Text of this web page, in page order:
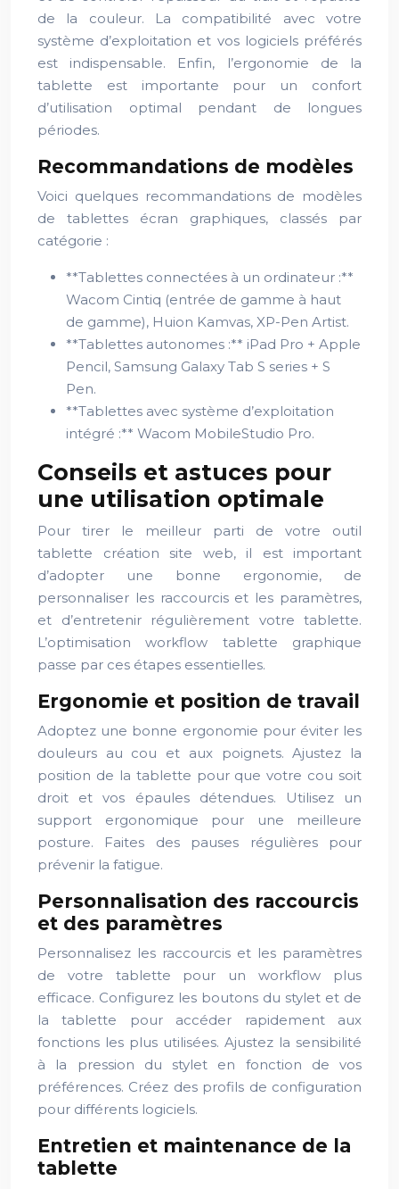
de la couleur. La compatibilité avec votre
système d’exploitation et vos logiciels préférés
est indispensable. Enfin, l’ergonomie de la
tablette est importante pour un confort
d’utilisation optimal pendant de longues
périodes.
Recommandations de modèles
Voici quelques recommandations de modèles
de tablettes écran graphiques, classés par
catégorie :
**Tablettes connectées à un ordinateur :**
Wacom Cintiq (entrée de gamme à haut
de gamme), Huion Kamvas, XP-Pen Artist.
**Tablettes autonomes :** iPad Pro + Apple
Pencil, Samsung Galaxy Tab S series + S
Pen.
**Tablettes avec système d’exploitation
intégré :** Wacom MobileStudio Pro.
Conseils et astuces pour
une utilisation optimale
Pour tirer le meilleur parti de votre outil
tablette création site web, il est important
d’adopter une bonne ergonomie, de
personnaliser les raccourcis et les paramètres,
et d’entretenir régulièrement votre tablette.
L’optimisation workflow tablette graphique
passe par ces étapes essentielles.
Ergonomie et position de travail
Adoptez une bonne ergonomie pour éviter les
douleurs au cou et aux poignets. Ajustez la
position de la tablette pour que votre cou soit
droit et vos épaules détendues. Utilisez un
support ergonomique pour une meilleure
posture. Faites des pauses régulières pour
prévenir la fatigue.
Personnalisation des raccourcis
et des paramètres
Personnalisez les raccourcis et les paramètres
de votre tablette pour un workflow plus
efficace. Configurez les boutons du stylet et de
la tablette pour accéder rapidement aux
fonctions les plus utilisées. Ajustez la sensibilité
à la pression du stylet en fonction de vos
préférences. Créez des profils de configuration
pour différents logiciels.
Entretien et maintenance de la
tablette